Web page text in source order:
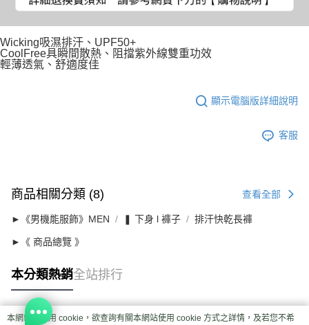
Wicking吸濕排汗、UPF50+
CoolFree具瞬間散熱、阻擋紫外線雙重功效
輕薄透氣、舒適度佳
顯示電腦版詳細說明
客服
商品相關分類 (8) 查看全部
►《男機能服飾》MEN ❚ 下身 l 褲子 排汗快乾長褲
►《 商品總覽 》
本分類熱銷全站排行
本網站中使用 cookie，欲查詢有關本網站使用 cookie 方式之詳情，及若您不希